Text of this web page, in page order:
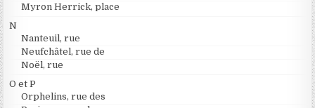
Myron Herrick, place
N
Nanteuil, rue
Neufchâtel, rue de
Noël, rue
O et P
Orphelins, rue des